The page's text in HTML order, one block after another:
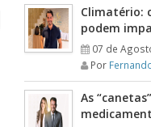
Climatério:
podem
07 de
Por
As